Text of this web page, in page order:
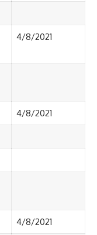
4/8/2021
4/8/2021
4/8/2021